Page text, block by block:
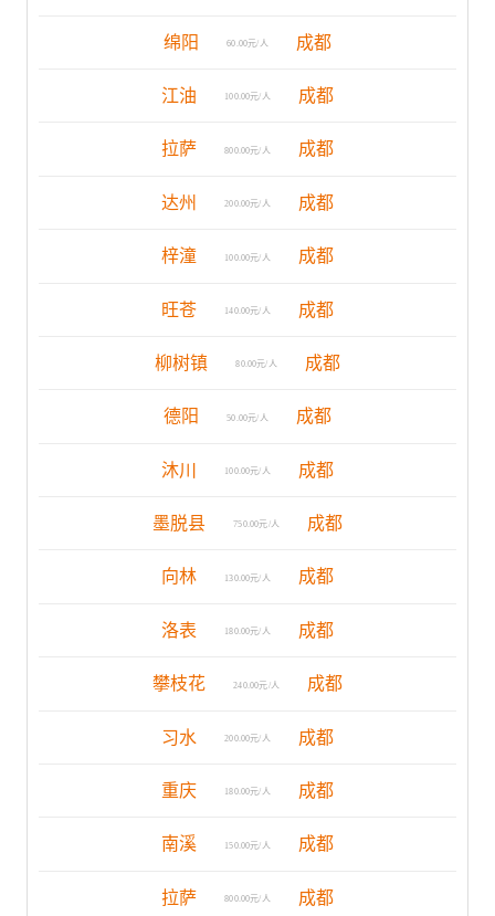
绵阳 60.00元/人 成都
江油 100.00元/人 成都
拉萨 800.00元/人 成都
达州 200.00元/人 成都
梓潼 100.00元/人 成都
旺苍 140.00元/人 成都
柳树镇 80.00元/人 成都
德阳 50.00元/人 成都
沐川 100.00元/人 成都
墨脱县 750.00元/人 成都
向林 130.00元/人 成都
洛表 180.00元/人 成都
攀枝花 240.00元/人 成都
习水 200.00元/人 成都
重庆 180.00元/人 成都
南溪 150.00元/人 成都
拉萨 800.00元/人 成都